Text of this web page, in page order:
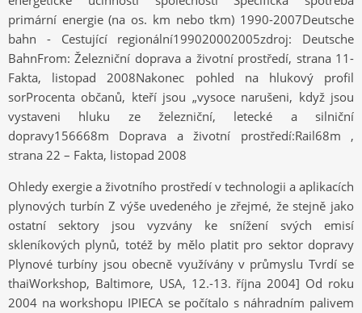
primární energie (na os. km nebo tkm) 1990-2007Deutsche
bahn - Cestující regionální199020002005zdroj: Deutsche
BahnFrom: Železniční doprava a životní prostředí, strana 11-
Fakta, listopad 2008Nakonec pohled na hlukový profil
sorProcenta občanů, kteří jsou „vysoce narušeni, když jsou
vystaveni hluku ze železniční, letecké a silniční
dopravy156668m Doprava a životní prostředí:Rail68m ,
strana 22 – Fakta, listopad 2008
Ohledy exergie a životního prostředí v technologii a aplikacích
plynových turbín Z výše uvedeného je zřejmé, že stejně jako
ostatní sektory jsou vyzvány ke snížení svých emisí
skleníkových plynů, totéž by mělo platit pro sektor dopravy
Plynové turbíny jsou obecně využívány v průmyslu Tvrdí se
thaiWorkshop, Baltimore, USA, 12.-13. října 2004] Od roku
2004 na workshopu IPIECA se počítalo s náhradním palivem